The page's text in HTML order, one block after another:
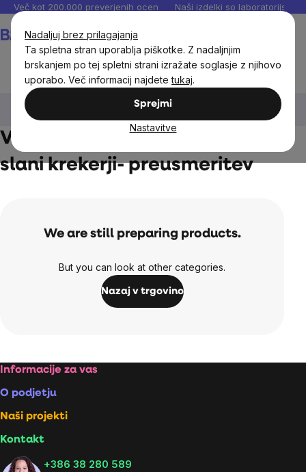
Nadaljuj brez prilagajanja
Ta spletna stran uporablja piškotke. Z nadaljnjim
brskanjem po tej spletni strani izražate soglasje z njihovo
uporabo. Več informacij najdetetukaj.
Sprejmi
Nastavitve
Preskoči
vsebino
Več kot 200.000 preverjenih ocen Naši izdelki so laboratorijsko
Sladke prigrizke in slani krekerji
Veganski sladki
prigrizki in slani krekerji
Veganski sladki prigrizki in
slani krekerji- preusmeritev
We are still preparing products.
But you can look at other categories.
Nazaj v trgovino
Footer
Informacije za vas
O podjetju
Naši projekti
Kontakt
+386 38 280 589